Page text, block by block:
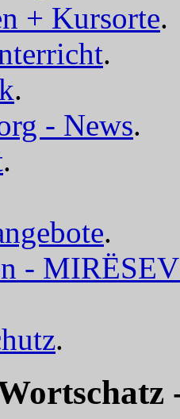
+ Kursorte.
.
.
- News.
.
.
-
.